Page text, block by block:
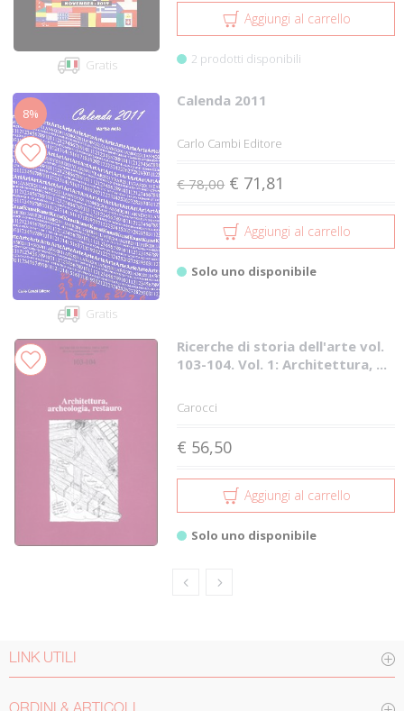
Gratis
Aggiungi al carrello
2 prodotti disponibili
8%
Gratis
Calenda 2011
Carlo Cambi Editore
€ 78,00 € 71,81
Aggiungi al carrello
Solo uno disponibile
Ricerche di storia dell'arte vol.
103-104. Vol. 1: Architettura, ...
Carocci
€ 56,50
Aggiungi al carrello
Solo uno disponibile
LINK UTILI